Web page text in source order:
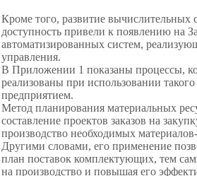
Кроме того, развитие вычислительных
доступность привели к появлению на
автоматизированных систем,
управления.
В Приложении 1 показаны процессы,
реализованы при использовании
предприятием.
Метод планирования материальных
составление проектов заказов на
производство необходимых
Другими словами, его применение
план поставок комплектующих, тем
на производство и повышая его